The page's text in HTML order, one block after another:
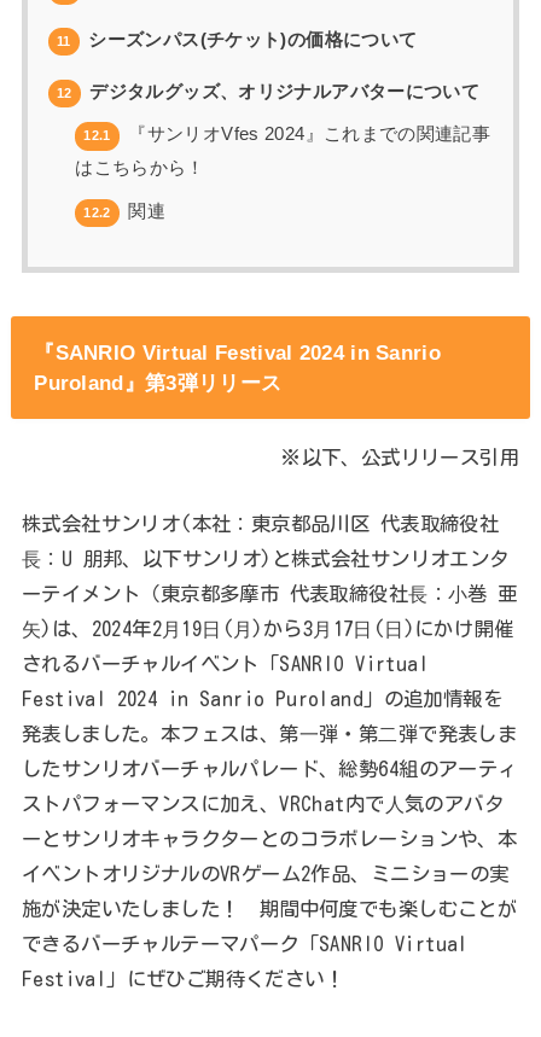
11 シーズンパス(チケット)の価格について
12 デジタルグッズ、オリジナルアバターについて
12.1
『サンリオVfes 2024』これまでの関連記事
はこちらから！
12.2 関連
『SANRIO Virtual Festival 2024 in Sanrio
Puroland』 第3弾リリース
※以下、公式リリース引用
株式会社サンリオ(本社：東京都品川区 代表取締役社
⻑：U 朋邦、以下サンリオ)と株式会社サンリオエンタ
ーテイメント（東京都多摩市 代表取締役社⻑：⼩巻 亜
⽮)は、2024年2⽉19⽇(⽉)から3⽉17⽇(⽇)にかけ開催
されるバーチャルイベント「SANRIO Virtual
Festival 2024 in Sanrio Puroland」の追加情報を
発表しました。本フェスは、第⼀弾・第⼆弾で発表しま
したサンリオバーチャルパレード、総勢64組のアーティ
ストパフォーマンスに加え、VRChat内で⼈気のアバタ
ーとサンリオキャラクターとのコラボレーションや、本
イベントオリジナルのVRゲーム2作品、ミニショーの実
施が決定いたしました！ 期間中何度でも楽しむことが
できるバーチャルテーマパーク「SANRIO Virtual
Festival」にぜひご期待ください！